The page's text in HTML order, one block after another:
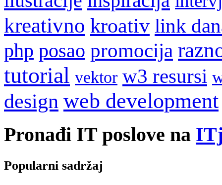
kreativno kroativ link
php posao promocija
tutorial vektor w3 resursi
design web development
Pronađi IT poslove na
Popularni sadržaj